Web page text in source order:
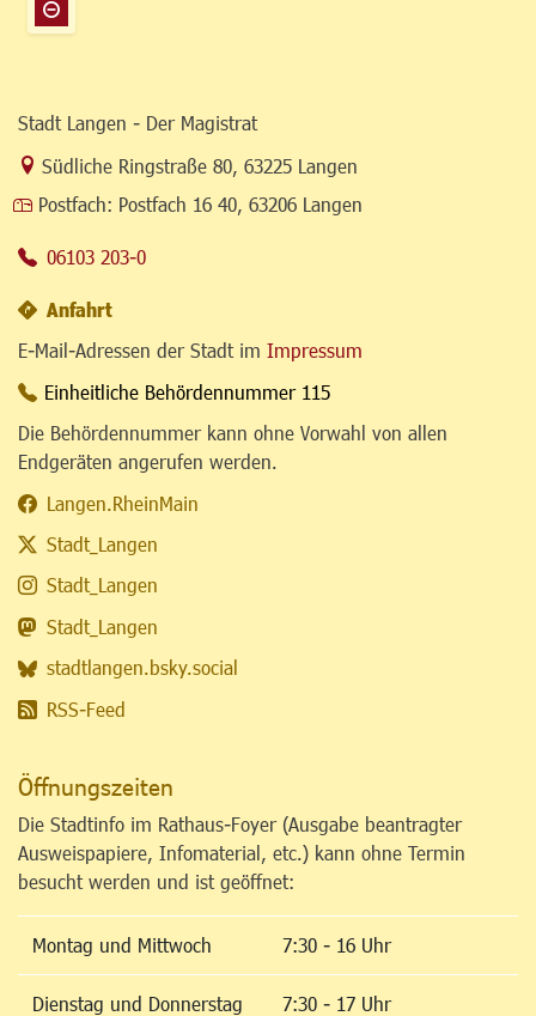
Stadt Langen - Der Magistrat
Link zur Google-Maps Navigation
Südliche Ringstraße 80, 63225 Langen
Postfach: Postfach 16 40, 63206 Langen
06103 203-0
Anfahrt
E-Mail-Adressen der Stadt im Impressum
Einheitliche Behördennummer 115
Die Behördennummer kann ohne Vorwahl von allen
Endgeräten angerufen werden.
Langen.RheinMain
Stadt_Langen
Stadt_Langen
Stadt_Langen
stadtlangen.bsky.social
RSS-Feed
Öffnungszeiten
Die Stadtinfo im Rathaus-Foyer (Ausgabe beantragter
Ausweispapiere, Infomaterial, etc.) kann ohne Termin
besucht werden und ist geöffnet:
Montag und Mittwoch 7:30 - 16 Uhr
Dienstag und Donnerstag 7:30 - 17 Uhr